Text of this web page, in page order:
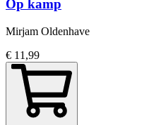
Op kamp
Mirjam Oldenhave
€ 11,99